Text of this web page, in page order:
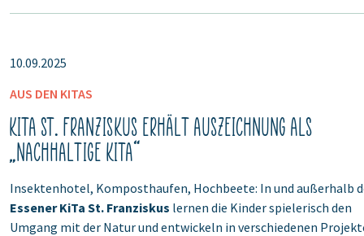
10.09.2025
AUS DEN KITAS
KiTa St. Franziskus erhält Auszeichnung als
„Nachhaltige KiTa“ ‎
Insektenhotel, Komposthaufen, Hochbeete: In und außerhalb
Essener KiTa St. Franziskus ‎lernen die Kinder spielerisch den
Umgang mit der Natur und entwickeln in verschiedenen